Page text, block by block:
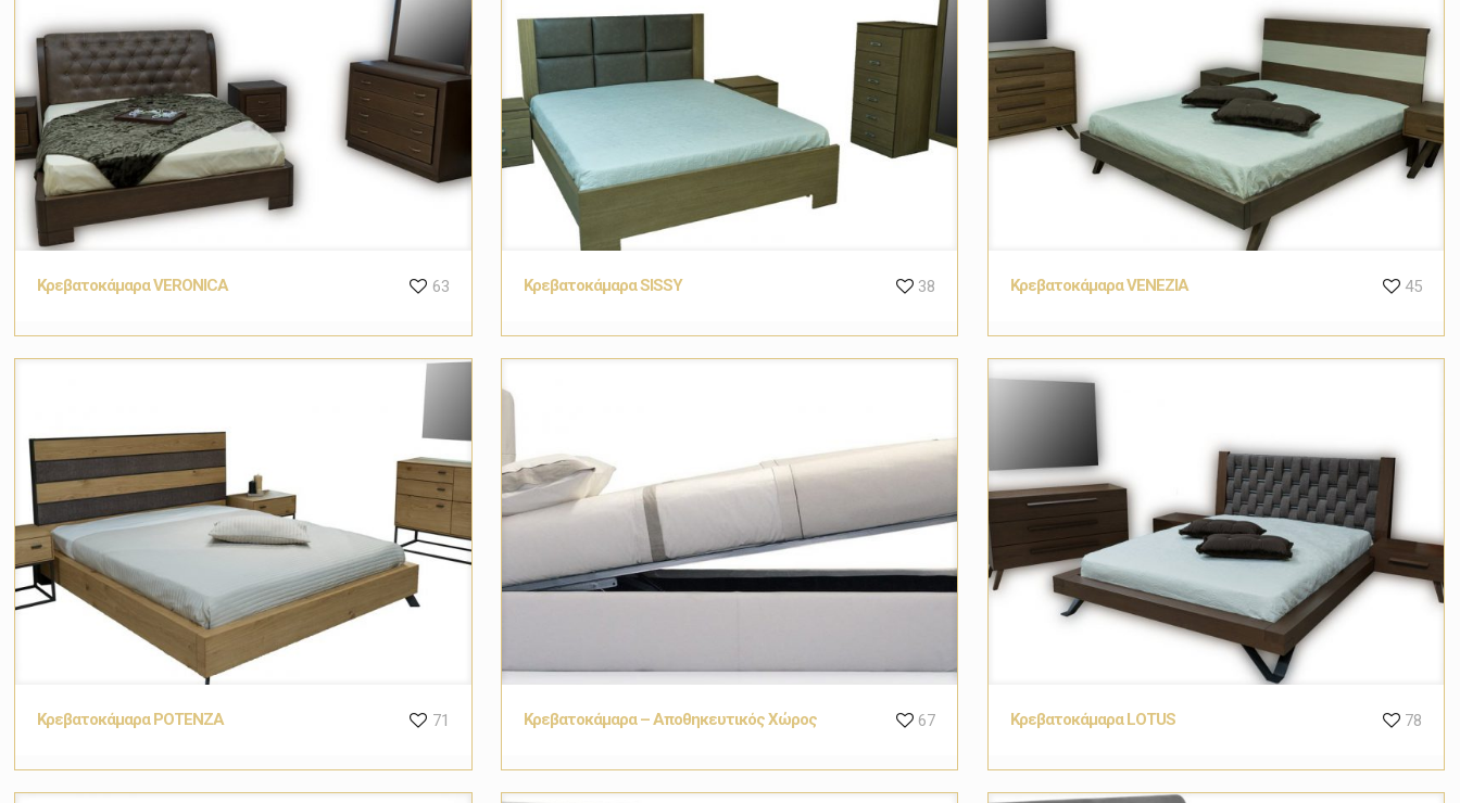
Κρεβατοκάμαρα VERONICA 63 Κρεβατοκάμαρα SISSY 38 Κρεβατοκάμαρα VENEZIA 45
Κρεβατοκάμαρα POTENZA 71 Κρεβατοκάμαρα – Αποθηκευτικός Χώρος 67 Κρεβατοκάμαρα LOTUS 78